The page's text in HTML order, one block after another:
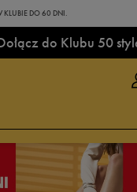
KLUBIE DO 60 DNI.
do Klubu 50